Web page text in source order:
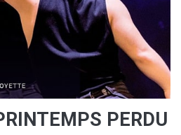
PERDU